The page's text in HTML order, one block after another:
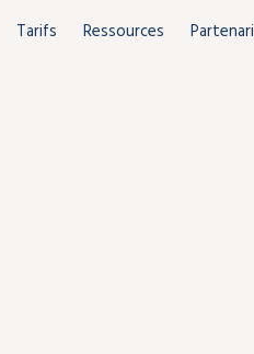
Tarifs Ressources